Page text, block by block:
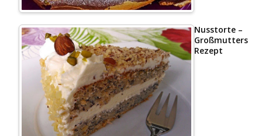
Nusstorte –
Großmutters
Rezept